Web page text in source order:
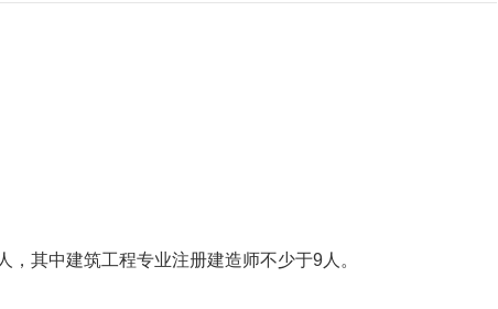
，其中建筑工程专业注册建造师不少于9人。